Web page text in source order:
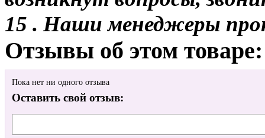
15 . Наши менеджеры
Отзывы об этом товаре:
Пока нет ни одного отзыва
Оставить свой отзыв: